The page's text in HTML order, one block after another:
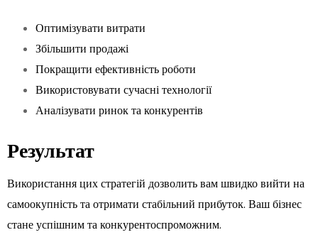
Оптимізувати витрати
Збільшити продажі
Покращити ефективність роботи
Використовувати сучасні технології
Аналізувати ринок та конкурентів
Результат
Використання цих стратегій дозволить вам швидко вийти на
самоокупність та отримати стабільний прибуток. Ваш бізнес
стане успішним та конкурентоспроможним.